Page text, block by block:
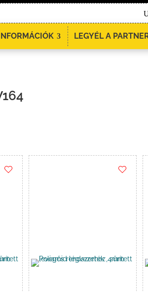
LEGYÉL A